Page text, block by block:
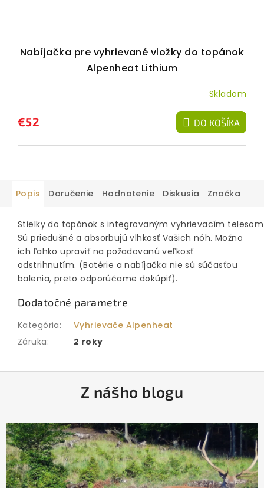
Nabíjačka pre vyhrievané vložky do topánok
Alpenheat Lithium
Skladom
€52 DO KOŠÍKA
Popis Doručenie Hodnotenie Diskusia Značka
Stielky do topánok s integrovaným vyhrievacím
Sú priedušné a absorbujú vlhkosť Vašich nôh. Možno
ich ľahko upraviť na požadovanú veľkosť
odstrihnutím. (Batérie a nabíjačka nie sú súčasťou
balenia, preto odporúčame dokúpiť).
Dodatočné parametre
Kategória:
Vyhrievače Alpenheat
Záruka: 2 roky
ä
e
Z nášho blogu